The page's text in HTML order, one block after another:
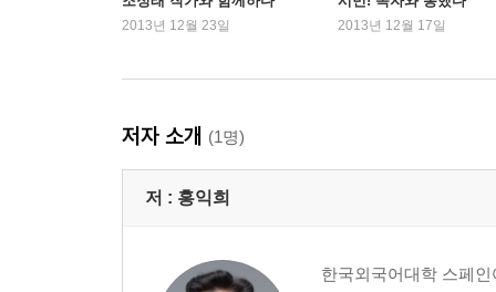
4. 유대인 방랑시대의 시작, 바빌론 유수기
에스라 개혁, 유대교를 바로 세우다
5. 그리스 헬레니즘 시대의 유대인
하스모니안 왕조의 탄생과 쇠락
2013년 12월 23일 2013년 12월 17일
저자 소개 (1명)
저 : 홍익희
한국외국어대학 스페